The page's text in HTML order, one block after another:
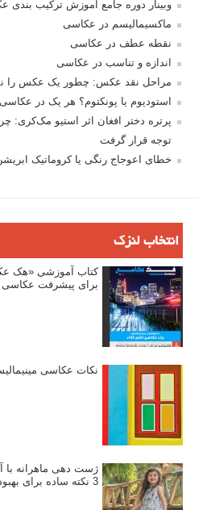
وبینار دوره جامع آموزش ترکیب
ماکسیمالیسم در عکاسی
نقطه عطف در عکاسی
اندازه و تناسب در عکاسی
مراحل نقد عکس: چطور یک عکس را
استودیوم یا پونکتوم؟ هر یک در
پرتره دختر افغان اثر استیو مک‌کری:
توجه قرار گرفت
خطای اعوجاج رنگی یا کروماتیک
انتخاب لنزک
کتاب آموزشی «هک
برای پیشرفت
نکات عکاسی
ژست دهی ماهرانه با
3 نکته ساده برای بهبود عکاسی پرتره